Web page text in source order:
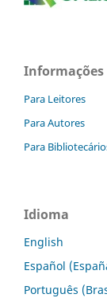
Informações
Para Leitores
Para Autores
Para
Idioma
English
Español
Português